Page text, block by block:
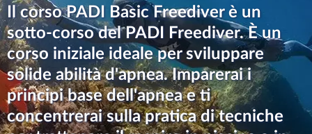
Il corso PADI Basic Freediver è un
sotto-corso del PADI Freediver. È un
corso iniziale ideale per sviluppare
solide abilità d'apnea. Imparerai i
principi base dell'apnea e ti
concentrerai sulla pratica di tecniche